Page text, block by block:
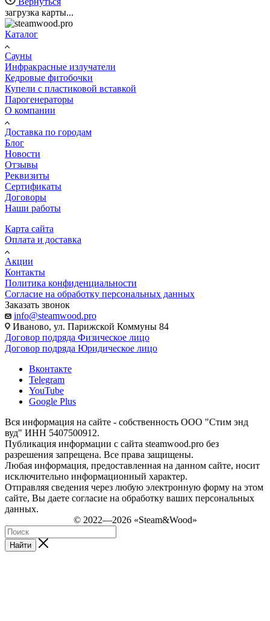
загрузка карты...
Каталог
Сауны
Инфракрасные излучатели
Кедровые фитобочки
Купели с пластиковой вставкой
Парогенераторы
О компании
Доставка по городам
Блог
Новости
Отзывы
Реквизиты
Сертификаты
Договоры
Наши работы
Карта сайта
Оплата и доставка
Акции
Контакты
Политика конфиденциальности
Согласие на обработку персональных данных
Заказать звонок
info@steamwood.pro
Иваново, ул. Парижской Коммуны 84
Договор подряда Физическое лицо
Договор подряда Юридическое лицо
Вконтакте
Telegram
YouTube
Google Plus
Вся информация на сайте - собственность ООО "Стим энд
вуд" ИНН 5407500912.
Публикация информации с сайта steamwood.pro без
разрешения запрещена. Все права защищены.
Любая информация, предоставленная на данном сайте, носит
исключительно информационный характер.
Отправляя сведения через любую электронную форму на этом
сайте, Вы даете согласие на обработку ваших персональных
данных.
© 2022—2026 «Steam&Wood»
Найти